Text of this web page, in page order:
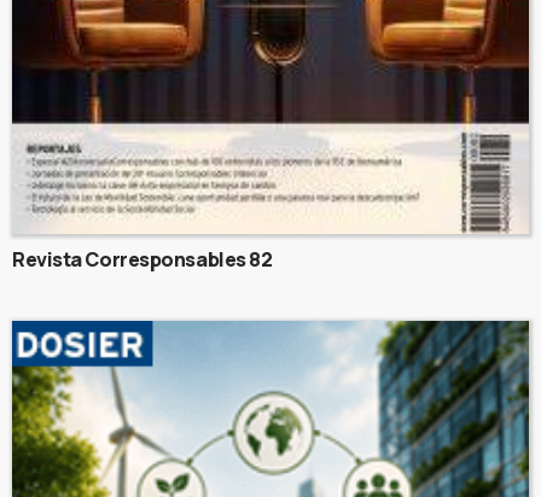
Revista Corresponsables 82